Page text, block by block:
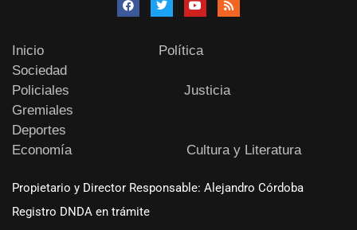
Inicio
Política
Sociedad
Policiales
Justicia
Gremiales
Deportes
Economía
Cultura y Literatura
Propietario y Director Responsable: Alejandro Córdoba
Registro DNDA en trámite